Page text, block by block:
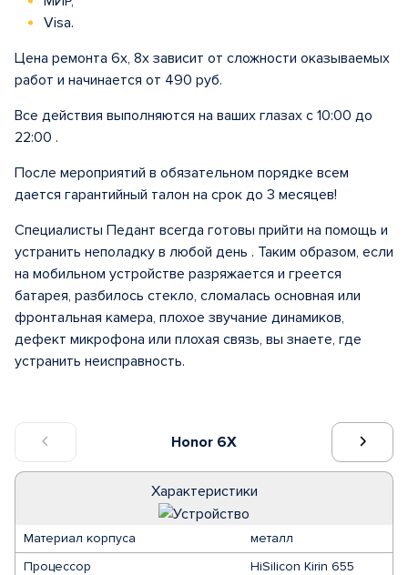
Honor 6X
Характеристики
Материал корпуса
металл
Процессор
HiSilicon Kirin 655
Visa.
Цена ремонта 6х, 8x зависит от сложности оказываемых
работ и начинается от 490 руб.
Все действия выполняются на ваших глазах с 10:00 до
22:00 .
После мероприятий в обязательном порядке всем
дается гарантийный талон на срок до 3 месяцев!
Специалисты Педант всегда готовы прийти на помощь и
устранить неполадку в любой день . Таким образом, если
на мобильном устройстве разряжается и греется
батарея, разбилось стекло, сломалась основная или
фронтальная камера, плохое звучание динамиков,
дефект микрофона или плохая связь, вы знаете, где
устранить неисправность.